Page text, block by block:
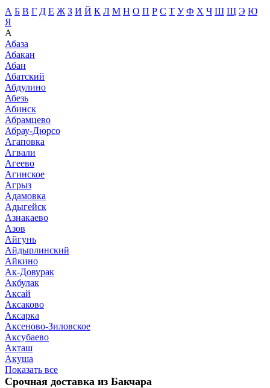
А Б В Г Д Е Ж З И Й К Л М Н О П Р С Т У Ф Х Ч Ш Щ Э Ю
Я
А
Абаза
Абакан
Абан
Абатский
Абдулино
Абезь
Абинск
Абрамцево
Абрау-Дюрсо
Агаповка
Агвали
Агеево
Агинское
Агрыз
Адамовка
Адыгейск
Азнакаево
Азов
Айгунь
Айдырлинский
Айкино
Ак-Довурак
Акбулак
Аксай
Аксаково
Аксарка
Аксеново-Зиловское
Аксубаево
Акташ
Акуша
Показать все
Срочная доставка из Бакчара